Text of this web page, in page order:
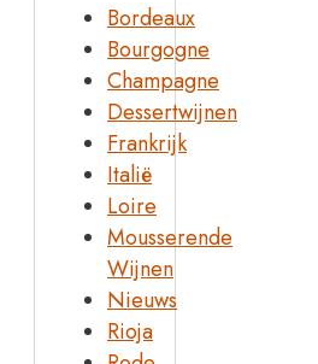
Bordeaux
Bourgogne
Champagne
Dessertwijnen
Frankrijk
Italië
Loire
Mousserende
Wijnen
Nieuws
Rioja